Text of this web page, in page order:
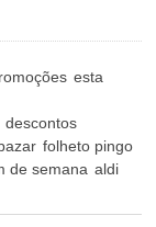
esta
descontos
folheto pingo
de semana aldi